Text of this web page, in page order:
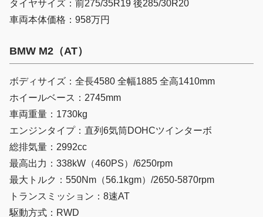
タイヤサイズ：前275/35R19 後285/30R20
車両本体価格：958万円
BMW M2（AT）
ボディサイズ：全長4580 全幅1885 全高1410mm
ホイールベース：2745mm
車両重量：1730kg
エンジンタイプ：直列6気筒DOHCツインターボ
総排気量：2992cc
最高出力：338kW（460PS）/6250rpm
最大トルク：550Nm（56.1kgm）/2650-5870rpm
トランスミッション：8速AT
駆動方式：RWD